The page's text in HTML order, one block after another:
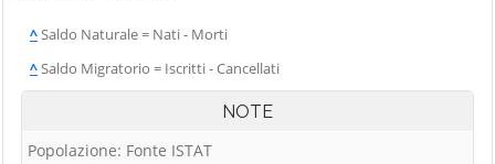
^Saldo Naturale = Nati - Morti
^Saldo Migratorio = Iscritti - Cancellati
NOTE
Popolazione: Fonte ISTAT